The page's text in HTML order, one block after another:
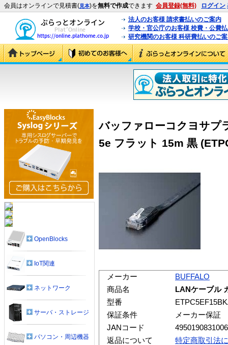
会員はオンラインで見積書(見本)を無料で作成できます 会員登録(無料) ログイン
法人のお客様 請求書払いのご案内
学校・官公庁のお客様 校費・公費
研究機関のお客様 科研費払いのご
バッファローコクヨサプ
5e フラット 15m 黒
メーカー
BUFFALO
商品名
LANケーブル
型番
保証条件
メーカー保証
JANコード
4950190831006
返品について
特定商取引法
OpenBlocks
IoT関連
ネットワーク
サーバ・ストレージ
パソコン・周辺機器